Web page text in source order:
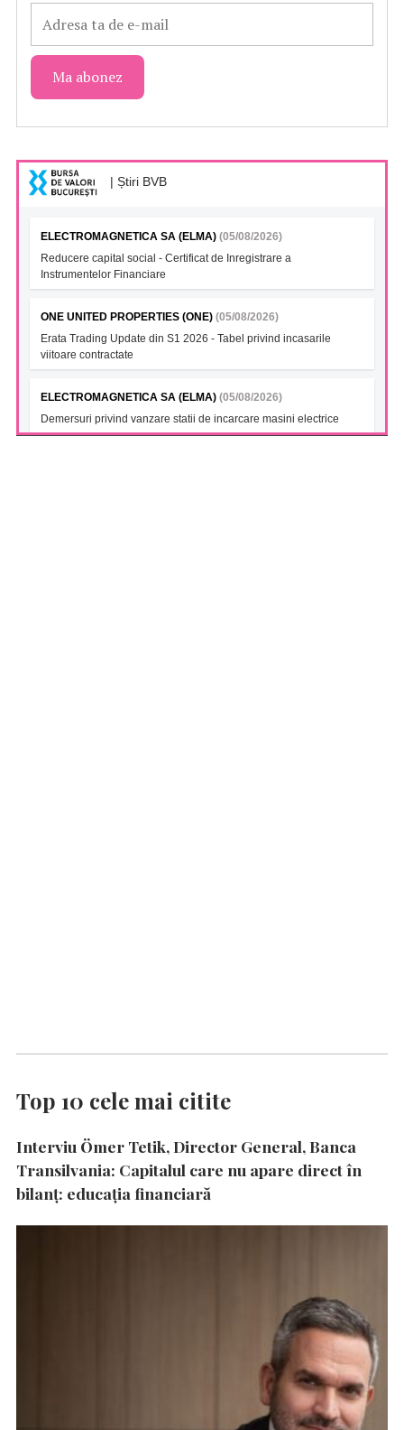
| Știri BVB
ELECTROMAGNETICA SA (ELMA) (05/08/2026)
Reducere capital social - Certificat de Inregistrare a
Instrumentelor Financiare
ONE UNITED PROPERTIES (ONE) (05/08/2026)
Erata Trading Update din S1 2026 - Tabel privind incasarile
viitoare contractate
ELECTROMAGNETICA SA (ELMA) (05/08/2026)
Demersuri privind vanzare statii de incarcare masini electrice
Top 10 cele mai citite
Interviu Ömer Tetik, Director General, Banca
Transilvania: Capitalul care nu apare direct în
bilanț: educația financiară